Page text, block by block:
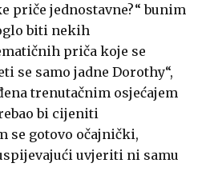
priče jednostavne?“ bunim
biti nekih
priča koje se
se samo jadne Dorothy“,
trenutačnim osjećajem
bi cijeniti
se gotovo očajnički,
uvjeriti ni samu